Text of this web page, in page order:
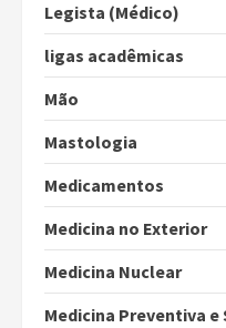
Legista (Médico)
ligas acadêmicas
Mão
Mastologia
Medicamentos
Medicina no Exterior
Medicina Nuclear
Medicina Preventiva e